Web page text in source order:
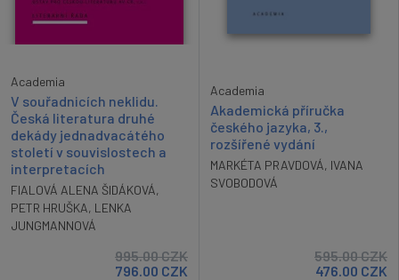
Academia
V souřadnicích neklidu.
Česká literatura druhé
dekády jednadvacátého
století v souvislostech a
interpretacích
FIALOVÁ ALENA ŠIDÁKOVÁ,
PETR HRUŠKA, LENKA
JUNGMANNOVÁ
995.00CZK
796.00 CZK
Academia
Akademická příručka
českého jazyka, 3.,
rozšířené vydání
MARKÉTA PRAVDOVÁ, IVANA
SVOBODOVÁ
595.00CZK
476.00 CZK